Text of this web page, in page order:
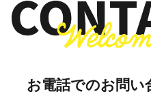
お電話でのお問い